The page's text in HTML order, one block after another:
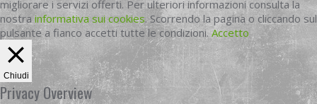
migliorare i servizi offerti. Per ulteriori informazioni consulta la
nostrainformativa sui cookies. Scorrendo la pagina o cliccando sul
pulsante a fianco accetti tutte le condizioni.Accetto
Chiudi
Privacy Overview